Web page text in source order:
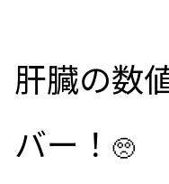
肝臓の数
バー！ 🥺